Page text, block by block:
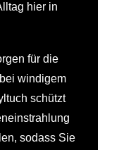
hier in
für die
windigem
schützt
sodass Sie